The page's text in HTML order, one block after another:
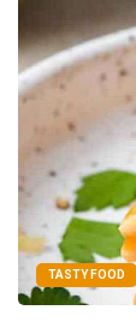
TASTY FOOD